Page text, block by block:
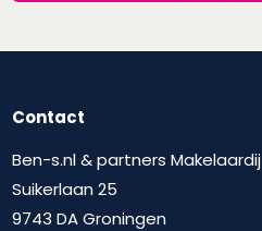
Contact
Ben-s.nl & partners Makelaardij
Suikerlaan 25
9743 DA Groningen